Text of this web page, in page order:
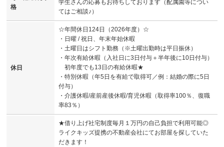
格
学生さんの応募もお待ちしております（配属園等につい
てはご相談♪）
休日
☆年間休日124日（2026年度）☆
・日曜 / 祝日、年末年始休暇
・土曜日はシフト勤務（※土曜出勤時は平日振休）
・年次有給休暇（入社日に3日付与＋半年後に10日付与）
初年度でも13日の有給休暇★
・特別休暇（年5日を有給で取得可／例：結婚の際に5日
付与）
・介護休暇/産前産後休暇/育児休暇（取得率100％、復職
率83％）
★借り上げ社宅制度毎月１万円の自己負担で利用可能◎
ライクキッズ提携の不動産会社にてお部屋を探していた
だきます！